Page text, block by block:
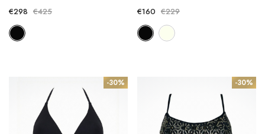
€298 €425 €160 €229
-30% -30%